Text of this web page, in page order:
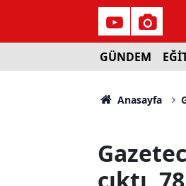
GÜNDEM
Anasayfa